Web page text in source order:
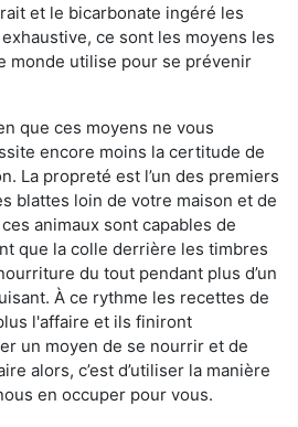
et le bicarbonate ingéré les
ce sont les moyens les
monde utilise pour se prévenir
que ces moyens ne vous
encore moins la certitude de
La propreté est l’un des premiers
blattes loin de votre maison et de
animaux sont capables de
que la colle derrière les timbres
du tout pendant plus d’un
À ce rythme les recettes de
l'affaire et ils finiront
un moyen de se nourrir et de
alors, c’est d’utiliser la manière
en occuper pour vous.